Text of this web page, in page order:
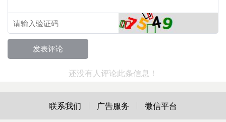
还没有人评论此条信息！
联系我们 广告服务 微信平台